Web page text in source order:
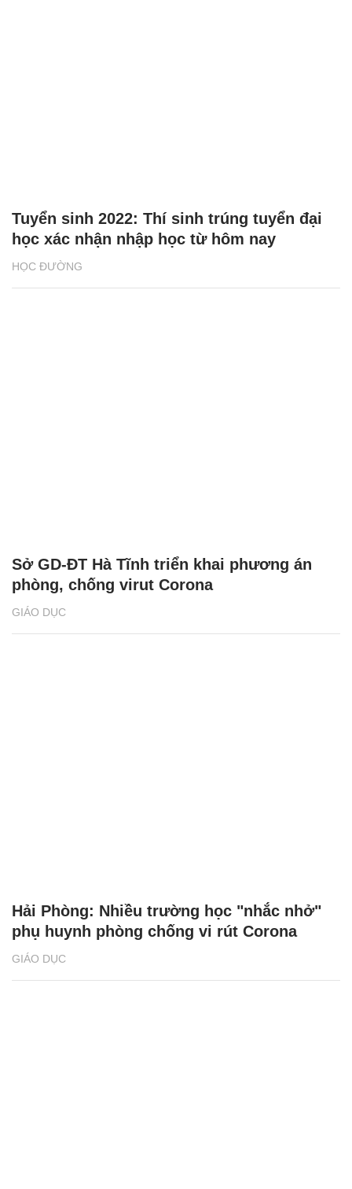
HỌC ĐƯỜNG
Tuyển sinh 2022: Thí sinh trúng tuyển đại
học xác nhận nhập học từ hôm nay
GIÁO DỤC
Sở GD-ĐT Hà Tĩnh triển khai phương án
phòng, chống virut Corona
GIÁO DỤC
Hải Phòng: Nhiều trường học "nhắc nhở"
phụ huynh phòng chống vi rút Corona